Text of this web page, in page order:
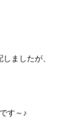
ましたが、
す～♪